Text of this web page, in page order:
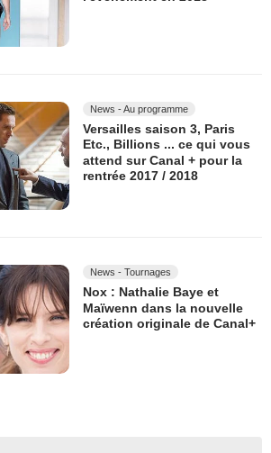
News - Au programme
Versailles saison 3, Paris
Etc., Billions ... ce qui vous
attend sur Canal + pour la
rentrée 2017 / 2018
News - Tournages
Nox : Nathalie Baye et
Maïwenn dans la nouvelle
création originale de Canal+